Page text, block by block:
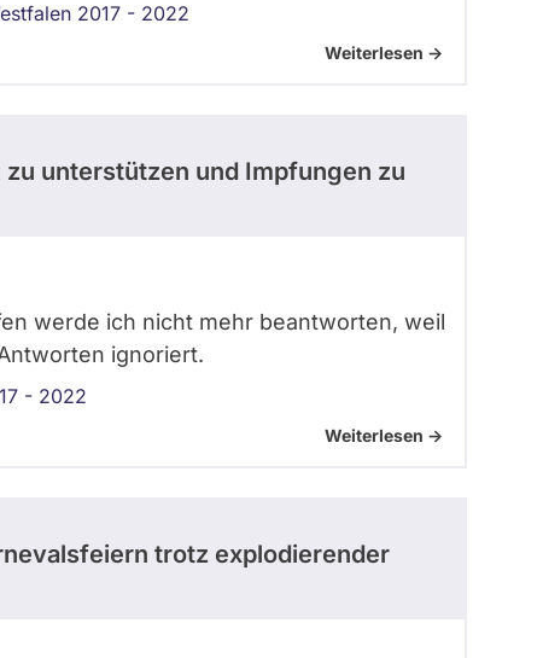
2017 - 2022
Weiterlesen ->
unterstützen und Impfungen zu
werde ich nicht mehr beantworten, weil
ignoriert.
- 2022
Weiterlesen ->
trotz explodierender